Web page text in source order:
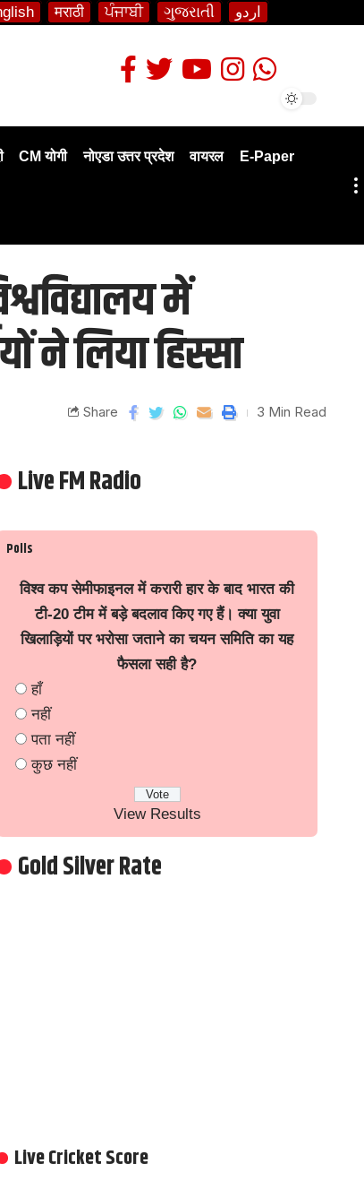
मराठी ਪੰਜਾਬੀ ગુજરાતી اردو
CM योगी नोएडा उत्तर प्रदेश वायरल E-Paper
में
ने लिया हिस्सा
Share 3 Min Read
Live FM Radio
Polls
विश्व कप सेमीफाइनल में करारी हार के बाद भारत की
टी-20 टीम में बड़े बदलाव किए गए हैं। क्या युवा
खिलाड़ियों पर भरोसा जताने का चयन समिति का यह
फैसला सही है?
हाँ
नहीं
पता नहीं
कुछ नहीं
View Results
Gold Silver Rate
Live Cricket Score